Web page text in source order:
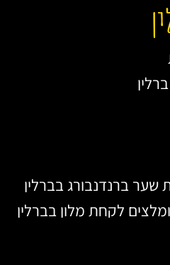
שער ברנדנבורג בברלין
לקחת מלון בברלין